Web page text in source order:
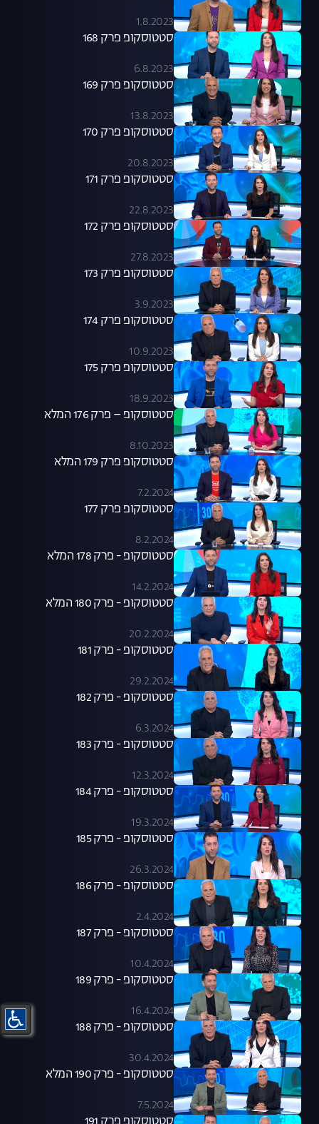
1.8.2023
סטטוסקופ פרק 168
6.8.2023
סטטוסקופ פרק 169
13.8.2023
סטטוסקופ פרק 170
20.8.2023
סטטוסקופ פרק 171
22.8.2023
סטטוסקופ פרק 172
27.8.2023
סטטוסקופ פרק 173
3.9.2023
סטטוסקופ פרק 174
10.9.2023
סטטוסקופ פרק 175
18.9.2023
סטטוסקופ – פרק 176 המלא
8.10.2023
סטטוסקופ פרק 179 המלא
7.2.2024
סטטוסקופ פרק 177
8.2.2024
סטטוסקופ - פרק 178 המלא
14.2.2024
סטטוסקופ - פרק 180 המלא
20.2.2024
סטטוסקופ - פרק 181
29.2.2024
סטטוסקופ - פרק 182
6.3.2024
סטטוסקופ - פרק 183
12.3.2024
סטטוסקופ - פרק 184
19.3.2024
סטטוסקופ - פרק 185
26.3.2024
סטטוסקופ - פרק 186
2.4.2024
סטטוסקופ - פרק 187
10.4.2024
סטטוסקופ - פרק 189
16.4.2024
סטטוסקופ - פרק 188
30.4.2024
סטטוסקופ - פרק 190 המלא
7.5.2024